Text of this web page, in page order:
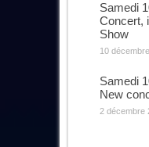
Samedi
Concert,
Show
10
Samedi
New
2 décembre